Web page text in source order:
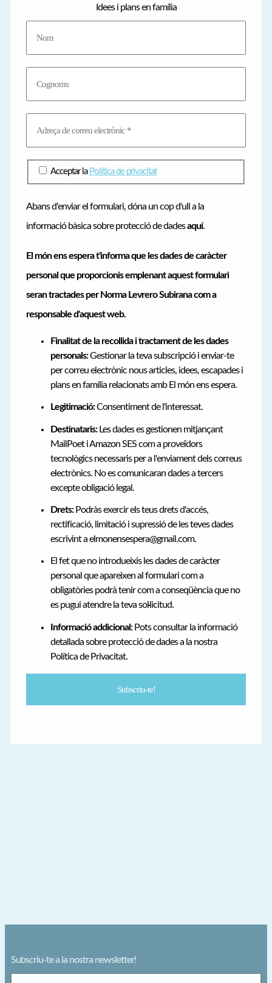
Idees i plans en família
Acceptar la Política de privacitat
Abans d'enviar el formulari, dóna un cop d'ull a la
informació bàsica sobre protecció de dadesaquí.
El món ens espera t'informa que les dades de caràcter
personal que proporcionis emplenant aquest formulari
seran tractades per Norma Levrero Subirana com a
responsable d'aquest web.
Finalitat de la recollida i tractament de les dades
personals:Gestionar la teva subscripció i enviar-te
per correu electrònic nous articles, idees, escapades i
plans en família relacionats amb El món ens espera.
Legitimació:Consentiment de l'interessat.
Destinataris:Les dades es gestionen mitjançant
MailPoet i Amazon SES com a proveïdors
tecnològics necessaris per a l'enviament dels correus
electrònics. No es comunicaran dades a tercers
excepte obligació legal.
Drets:Podràs exercir els teus drets d'accés,
rectificació, limitació i supressió de les teves dades
escrivint a elmonensespera@gmail.com.
El fet que no introdueixis les dades de caràcter
personal que apareixen al formulari com a
obligatòries podrà tenir com a conseqüència que no
es pugui atendre la teva sol·licitud.
Informació addicional:Pots consultar la informació
detallada sobre protecció de dades a la nostra
Política de Privacitat.
Subscriu-te a la nostra newsletter!